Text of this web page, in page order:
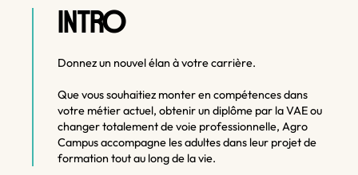
INTRO
Donnez un nouvel élan à votre carrière.
Que vous souhaitiez monter en compétences dans
votre métier actuel, obtenir un diplôme par la VAE ou
changer totalement de voie professionnelle, Agro
Campus accompagne les adultes dans leur projet de
formation tout au long de la vie.